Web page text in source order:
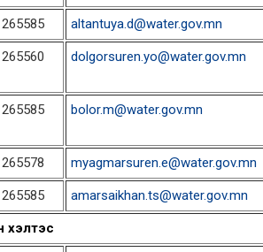
265585 altantuya.d@water.gov.mn
265560 dolgorsuren.yo@water.gov.mn
265585 bolor.m@water.gov.mn
265578 myagmarsuren.e@water.gov.mn
265585 amarsaikhan.ts@water.gov.mn
хэлтэс